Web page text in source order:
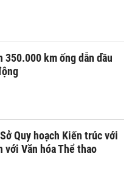
350.000 km ống dẫn dầu
Quy hoạch Kiến trúc với
với Văn hóa Thể thao